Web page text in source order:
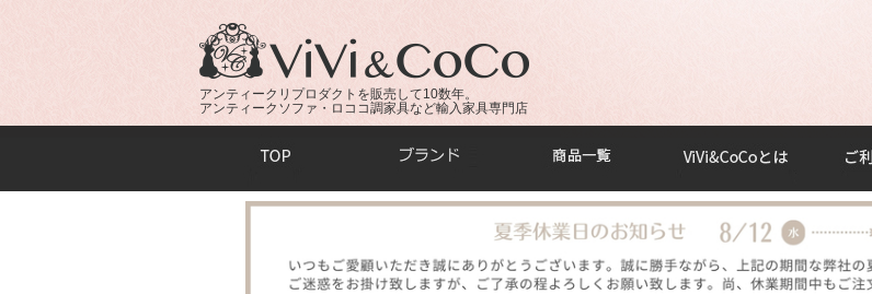
アンティークリプロダクトを販売して10数年。
アンティークソファ・ロココ調家具など輸入家具専門店